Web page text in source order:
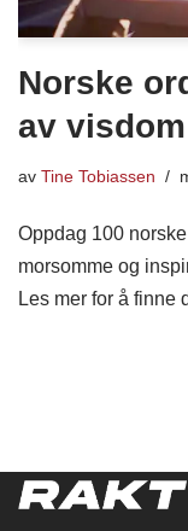
Norske
av
av Tine Tobiassen
Oppdag 100
morsomme og
Les mer for å finne